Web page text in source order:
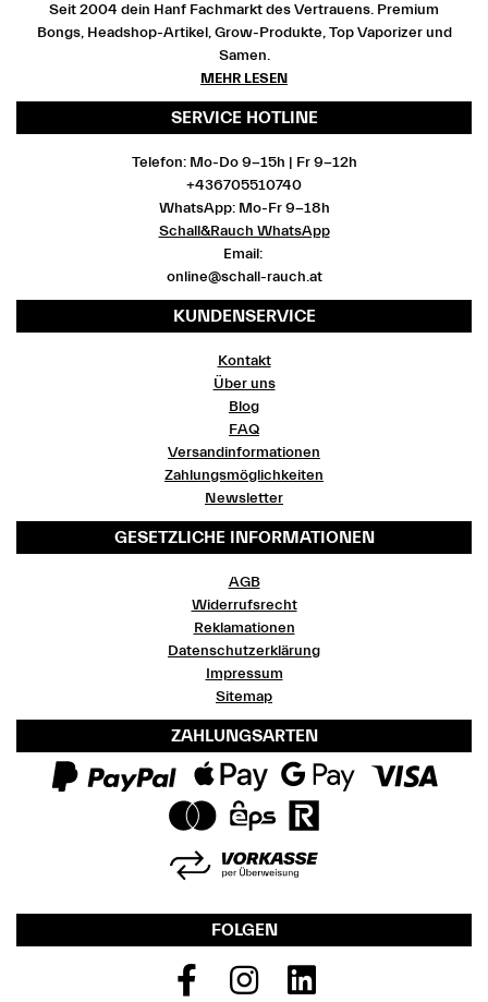
Seit 2004 dein Hanf Fachmarkt des Vertrauens. Premium
Bongs, Headshop-Artikel, Grow-Produkte, Top Vaporizer und
Samen.
MEHR LESEN
SERVICE HOTLINE
Telefon: Mo-Do 9-15h | Fr 9-12h
+436705510740
WhatsApp: Mo-Fr 9-18h
Schall&Rauch WhatsApp
Email:
online@schall-rauch.at
KUNDENSERVICE
Kontakt
Über uns
Blog
FAQ
Versandinformationen
Zahlungsmöglichkeiten
Newsletter
GESETZLICHE INFORMATIONEN
AGB
Widerrufsrecht
Reklamationen
Datenschutzerklärung
Impressum
Sitemap
ZAHLUNGSARTEN
FOLGEN